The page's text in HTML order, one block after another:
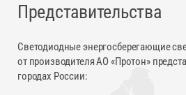
Представительства
Светодиодные энергосберегающие
от производителя АО «Протон»
городах России: